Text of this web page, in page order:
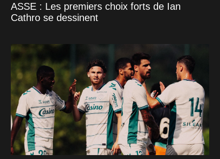
ASSE : Les premiers choix forts de Ian
Cathro se dessinent